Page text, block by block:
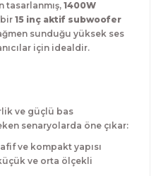
tasarlanmış, 1400W
15 inç aktif subwoofer
sunduğu yüksek ses
için idealdir.
ve güçlü bas
senaryolarda öne çıkar:
ve kompakt yapısı
ve orta ölçekli